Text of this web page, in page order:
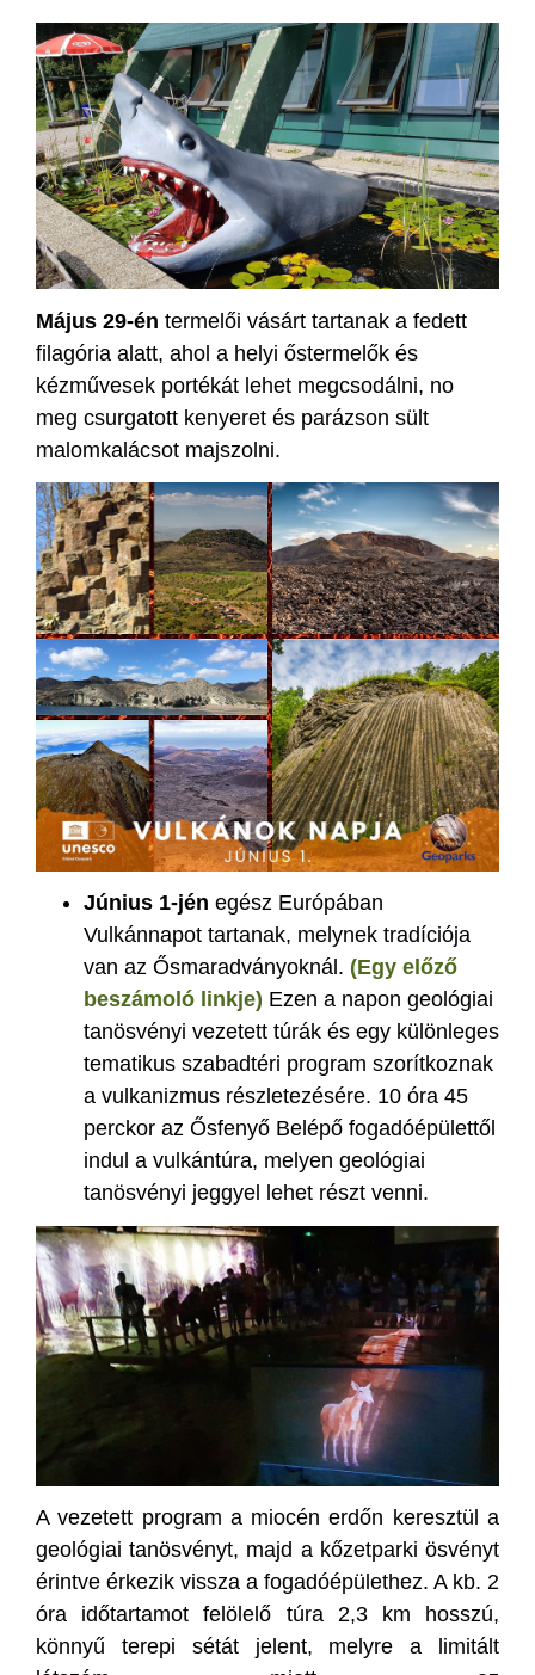
Május 29-én termelői vásárt tartanak a fedett
filagória alatt, ahol a helyi őstermelők és
kézművesek portékát lehet megcsodálni, no
meg csurgatott kenyeret és parázson sült
malomkalácsot majszolni.
Június 1-jén egész Európában
Vulkánnapot tartanak, melynek tradíciója
van az Ősmaradványoknál. (Egy előző
beszámoló linkje) Ezen a napon geológiai
tanösvényi vezetett túrák és egy különleges
tematikus szabadtéri program szorítkoznak
a vulkanizmus részletezésére. 10 óra 45
perckor az Ősfenyő Belépő fogadóépülettől
indul a vulkántúra, melyen geológiai
tanösvényi jeggyel lehet részt venni.
A vezetett program a miocén erdőn keresztül a
geológiai tanösvényt, majd a kőzetparki ösvényt
érintve érkezik vissza a fogadóépülethez. A kb. 2
óra időtartamot felölelő túra 2,3 km hosszú,
könnyű terepi sétát jelent, melyre a limitált